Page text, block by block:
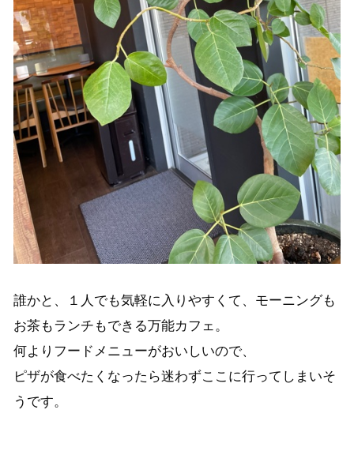
誰かと、１人でも気軽に入りやすくて、モーニングも
お茶もランチもできる万能カフェ。
何よりフードメニューがおいしいので、
ピザが食べたくなったら迷わずここに行ってしまいそ
うです。